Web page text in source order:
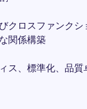
クロスファンクシ
関係構築
ス、標準化、品質